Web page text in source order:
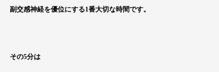
副交感神経を優位にする1番大切な時間です。
その5分は